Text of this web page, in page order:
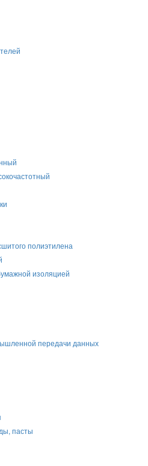
полиэтилена
изоляцией
передачи данных
пасты